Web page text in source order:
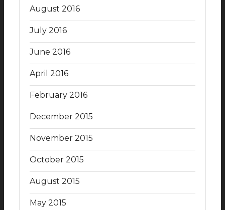
August 2016
July 2016
June 2016
April 2016
February 2016
December 2015
November 2015
October 2015
August 2015
May 2015